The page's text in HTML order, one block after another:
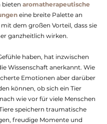
bieten aromatherapeutische
eine breite Palette an
dem großen Vorteil, dass sie
ganzheitlich wirken.
haben, hat inzwischen
Wissenschaft anerkannt. Wie
Emotionen aber darüber
können, ob sich ein Tier
wie vor für viele Menschen
speichern traumatische
freudige Momente und